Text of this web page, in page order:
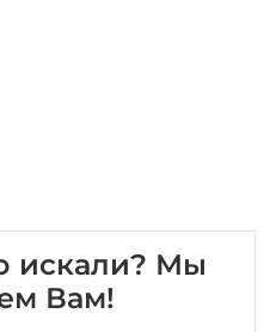
искали? Мы
Вам!